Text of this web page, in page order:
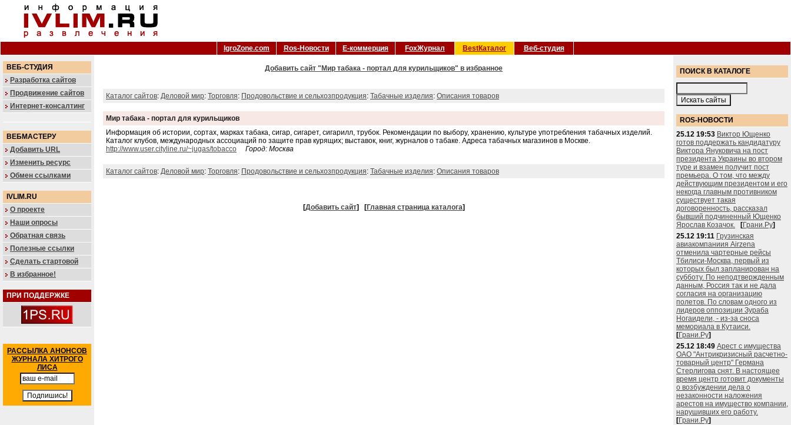
IgroZone.com Ros-Новости Е-коммерция FoxЖурнал BestКаталог Веб-студия
ВЕБ-СТУДИЯ
Разработка сайтов
Продвижение сайтов
Интернет-консалтинг
ВЕБМАСТЕРУ
Добавить URL
Изменить ресурс
Обмен ссылками
IVLIM.RU
О проекте
Наши опросы
Обратная связь
Полезные ссылки
Сделать стартовой
В избранное!
ПРИ ПОДДЕРЖКЕ
РАССЫЛКА АНОНСОВ
ЖУРНАЛА ХИТРОГО
ЛИСА
Добавить сайт "Мир табака - портал для курильщиков" в избранное
Каталог сайтов: Деловой мир: Торговля: Продовольствие и сельхозпродукция: Табачные изделия: Описания товаров
Мир табака - портал для курильщиков
Информация об истории, сортах, марках табака, сигар, сигарет, сигарилл, трубок. Рекомендации по выбору, хранению, культуре употребления табачных изделий.
Каталог клубов, международных ассоциаций по защите прав курящих; выставок, книг, журналов о табаке. Адреса табачных магазинов в Москве.
http://www.user.cityline.ru/~jugas/tobacco
Город: Москва
Каталог сайтов: Деловой мир: Торговля: Продовольствие и сельхозпродукция: Табачные изделия: Описания товаров
[Добавить сайт] [Главная страница каталога]
ПОИСК В КАТАЛОГЕ
ROS-НОВОСТИ
25.12 19:53 Виктор Ющенко
готов поддержать кандидатуру
Виктора Януковича на пост
президента Украины во втором
туре и взамен получит пост
премьера. О том, что между
действующим президентом и его
некогда главным противником
существует такая
договоренность, рассказал
бывший подчиненный Ющенко
Ярослав Козачок.
[Грани.Ру]
25.12 19:11 Грузинская
авиакомпаниия Airzena
отменила чартерные рейсы
Тбилиси-Москва, первый из
которых был запланирован на
субботу. По неподтвержденным
данным, Россия так и не дала
согласия на организацию
полетов. По словам одного из
лидеров оппозиции Зураба
Ногаидели, - из-за сноса
мемориала в Кутаиси.
[Грани.Ру]
25.12 18:49 Арест с имущества
ОАО "Антрикризисный расчетно-
товарный центр" Германа
Стерлигова снят. В настоящее
время центр готовит документы
о возбуждении дела о
незаконности наложения
арестов на имущество компании,
нарушивших его работу.
[Грани.Ру]